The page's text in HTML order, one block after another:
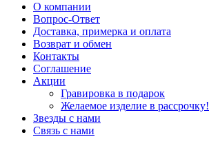
О компании
Вопрос-Ответ
Доставка, примерка и оплата
Возврат и обмен
Контакты
Соглашение
Акции
Гравировка в подарок
Желаемое изделие в рассрочку!
Звезды с нами
Связь с нами